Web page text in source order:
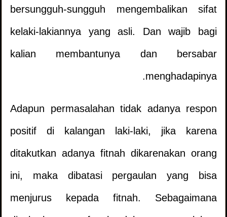
bersungguh-sungguh mengembalikan sifat
kelaki-lakiannya yang asli. Dan wajib bagi
kalian membantunya dan bersabar
menghadapinya.
Adapun permasalahan tidak adanya respon
positif di kalangan laki-laki, jika karena
ditakutkan adanya fitnah dikarenakan orang
ini, maka dibatasi pergaulan yang bisa
menjurus kepada fitnah. Sebagaimana